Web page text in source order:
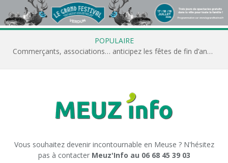
POPULAIRE
Commerçants, associations… anticipez les fêtes de fin d’année avec Meuz’Info
Vous souhaitez devenir incontournable en Meuse ? N'hésitez
pas à contacter Meuz'Info au 06 68 45 39 03